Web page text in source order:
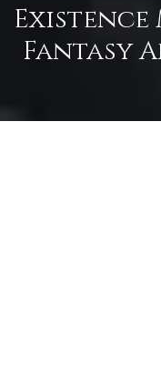
Existence
Fantasy